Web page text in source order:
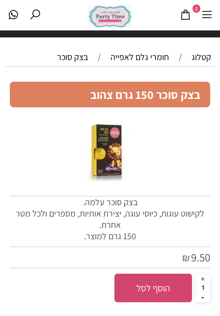
0
קטלוג / חומרי גלם לאפייה / בצק סוכר
בצק סוכר 150 גרם צהוב
בצק סוכר עלמה.
לקישוט עוגות, כיוסי עוגה, יצירת אותיות, מספרים ולכל מטר
אחרת.
150 גרם למוצר.
₪9.50
הוסף לסל